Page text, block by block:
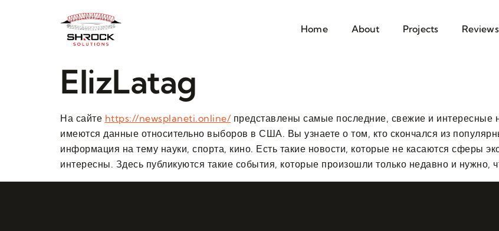
Home About Projects Reviews
ElizLatag
На сайте https://newsplaneti.online/представлены самые последние, свежие и интересные
имеются данные относительно выборов в США. Вы узнаете о том, кто скончался из
информация на тему науки, спорта, кино. Есть такие новости, которые не касаются сферы
интересны. Здесь публикуются такие события, которые произошли только недавно и нужно,